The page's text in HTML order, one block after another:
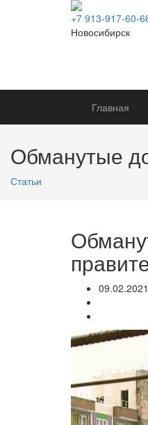
+7 913-917-60-
Новосибирск
Главная
Обманутые
Статьи
09.02.2021